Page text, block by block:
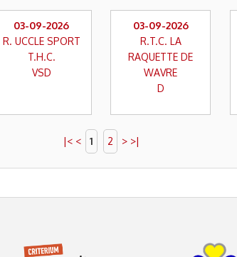
03-09-2026
R. UCCLE SPORT
T.H.C.
VSD
03-09-2026
R.T.C. LA
RAQUETTE DE
WAVRE
D
|< < 1 2 > >|